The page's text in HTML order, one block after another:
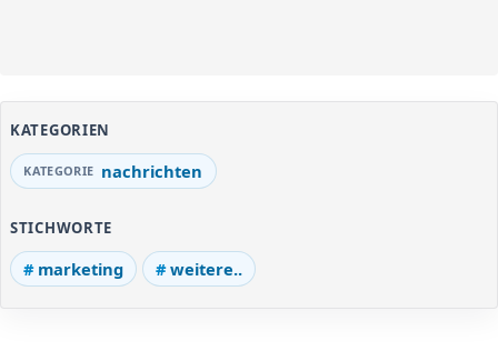
KATEGORIEN
nachrichten
STICHWORTE
marketing weitere..